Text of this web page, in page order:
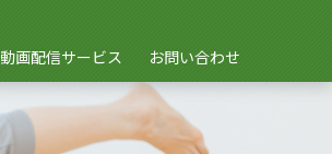
動画配信サービス お問い合わせ